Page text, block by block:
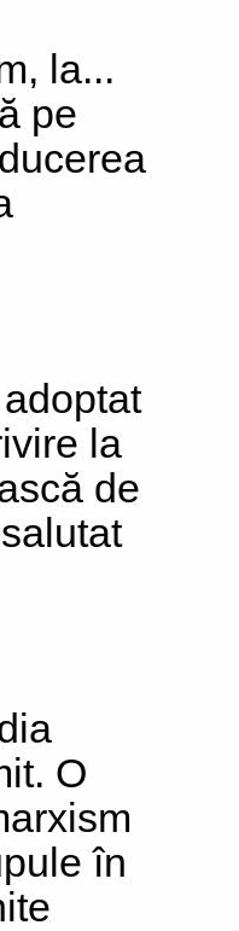
la...
pe
la
de
O
în